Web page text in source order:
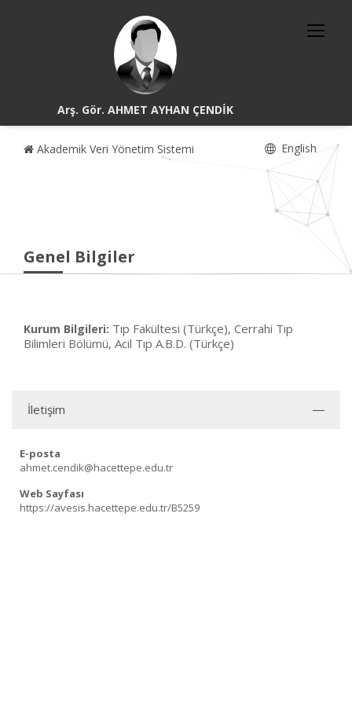
Arş. Gör. AHMET AYHAN ÇENDİK
Akademik Veri Yönetim Sistemi English
Genel Bilgiler
Kurum Bilgileri: Tıp Fakültesi (Türkçe), Cerrahi Tıp
Bilimleri Bölümü, Acil Tıp A.B.D. (Türkçe)
İletişim
E-posta
ahmet.cendik@hacettepe.edu.tr
Web Sayfası
https://avesis.hacettepe.edu.tr/B5259